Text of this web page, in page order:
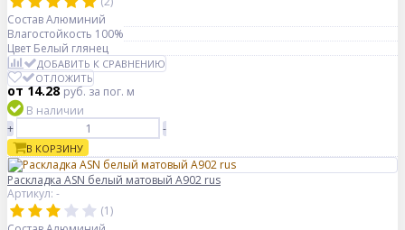
СоставАлюминий
Влагостойкость 100%
Цвет Белый глянец
ДОБАВИТЬ К СРАВНЕНИЮ
ОТЛОЖИТЬ
от 14.28руб.за пог. м
В наличии
+
-
В КОРЗИНУ
Раскладка ASN белый матовый A902 rus
Артикул: -
(1)